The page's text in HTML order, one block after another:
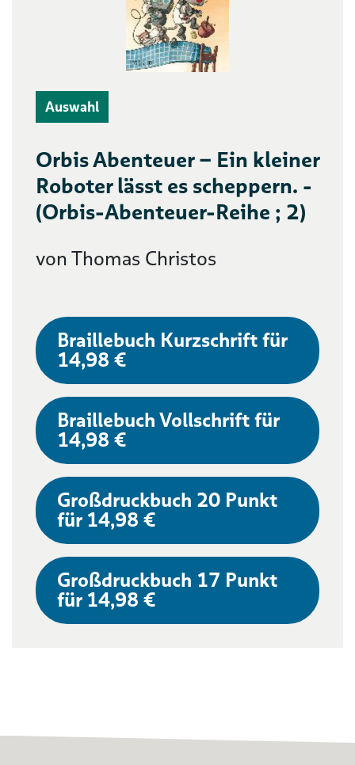
Auswahl
Orbis Abenteuer – Ein kleiner
Roboter lässt es scheppern. -
(Orbis-Abenteuer-Reihe ; 2)
von Thomas Christos
Braillebuch Kurzschrift für
14,98 €
Braillebuch Vollschrift für
14,98 €
Großdruckbuch 20 Punkt
für 14,98 €
Großdruckbuch 17 Punkt
für 14,98 €